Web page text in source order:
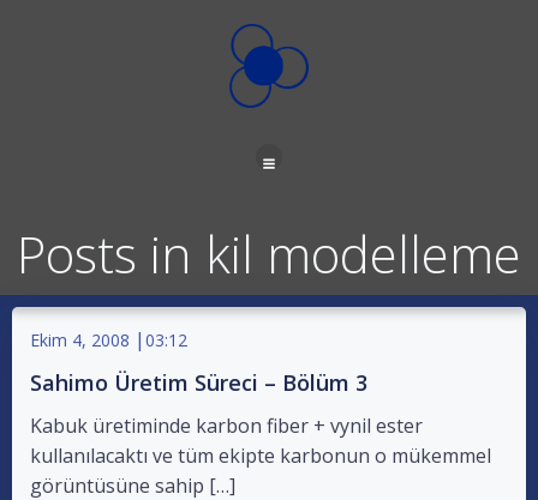
geç
Posts in kil modelleme
Ekim 4, 2008 | 03:12
Sahimo Üretim Süreci – Bölüm 3
Kabuk üretiminde karbon fiber + vynil ester
kullanılacaktı ve tüm ekipte karbonun o mükemmel
görüntüsüne sahip […]